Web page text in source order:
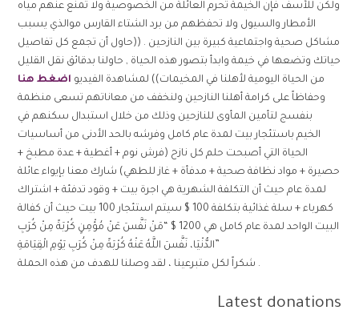
ولكن للأسف فإن الخيمة تحرم العائلة من الخصوصية ولا تمنع عنهم مياه
الأمطار والسيول ولا تحفظهم من برد الشتاء القارس موالذي يسبب
مشاكل صحية واجتماعية كبيرة بين النازحين . ((حاول أن تجمع كل تفاصيل
حياتك وتضعها في خيمة وابدأ بتصور هذه الحياة , حاولنا بدقائق نقل القليل
من الحياة اليومية لأهلنا في المخيمات)) لمشاهدة الفيديو اضغط هنا
وحفاظاً على كرامة أهلنا النازحين ولنخفف من معاناتهم تسعى منظمة
بنفسج لتأمين المأوى للنازحين وذلك من خلال استبدال سكنهم في
الخيم باستئجار بيت لمدة عام كامل وفرشه بالحد الأدنى من أساسيات
الحياة التي أصبحت حلم كل نازح (فرش نوم + أغطية + عدة مطبخ +
حصيرة + مواد نظافة صحية + مدفأة + غاز للطهي) شارك معنا بإيواء عائلة
لمدة عام حيث أن التكلفة الشهرية هي اجرة بيت + وقود تدفئة + اشتراك
كهرباء + سلة غذائية بتكلفة 100 $ سيتم استئجار 100 بيت حيث أن كفالة
البيت الواحد لمدة عام كامل هي 1200 $ “مَنْ نَفَّسَ عَنْ مُؤْمِنٍ كُرْبَةً مِنْ كُرَبِ
شكراً لكل متبرعينا ، لقد وصلنا للهدف من هذه الحملة .
Latest donations